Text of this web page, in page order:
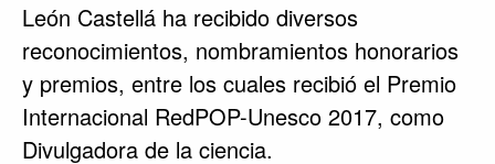
León Castellá ha recibido diversos
reconocimientos, nombramientos honorarios
y premios, entre los cuales recibió el Premio
Internacional RedPOP-Unesco 2017, como
Divulgadora de la ciencia.